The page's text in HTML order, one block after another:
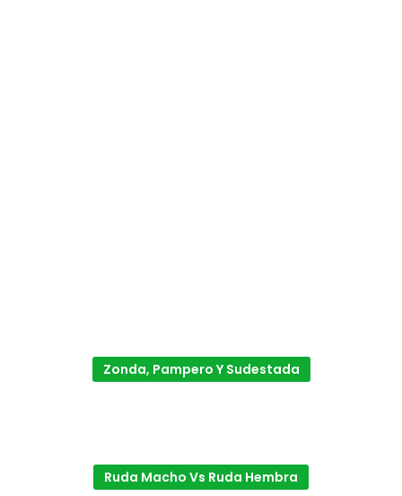
Zonda, Pampero Y Sudestada
Ruda Macho Vs Ruda Hembra